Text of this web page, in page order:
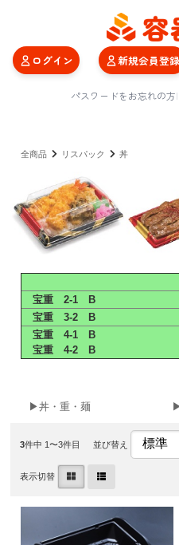
ログイン 新規会員登録
パスワードをお忘れの方|
全商品 リスパック 丼
宝重 2-1 B
宝重 3-2 B
宝重 4-1 B
宝重 4-2 B
▶丼・重・麺
3件中 1〜3件目 並び替え
表示切替